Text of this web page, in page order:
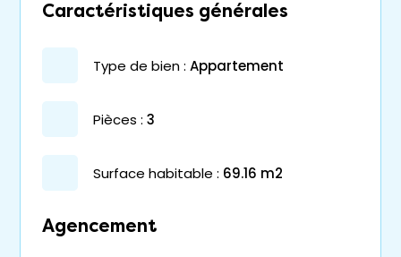
Caractéristiques générales
type de bien : appartement
pièces : 3
surface habitable : 69.16 m2
Agencement